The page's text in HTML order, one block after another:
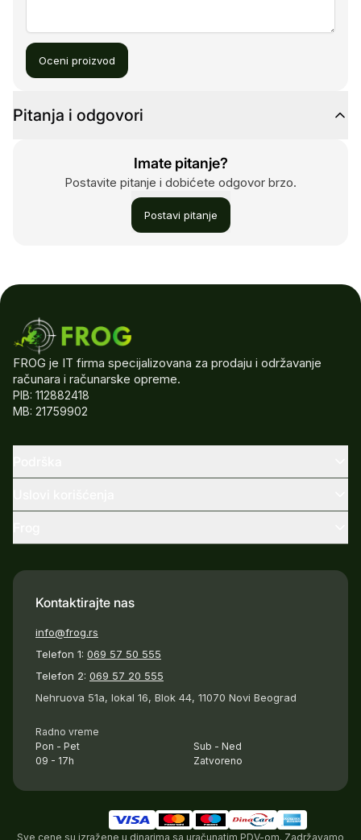
Oceni proizvod
Pitanja i odgovori
Imate pitanje?
Postavite pitanje i dobićete odgovor brzo.
Postavi pitanje
FROG je IT firma specijalizovana za prodaju i održavanje
računara i računarske opreme.
PIB: 112882418
MB: 21759902
Kontaktirajte nas
info@frog.rs
Telefon 1: 069 57 50 555
Telefon 2: 069 57 20 555
Nehruova 51a, lokal 16, Blok 44, 11070 Novi Beograd
Radno vreme
Pon - Pet
09 - 17h
Sub - Ned
Zatvoreno
Sve cene su izražene u dinarima sa uračunatim PDV-om. Zadržavamo